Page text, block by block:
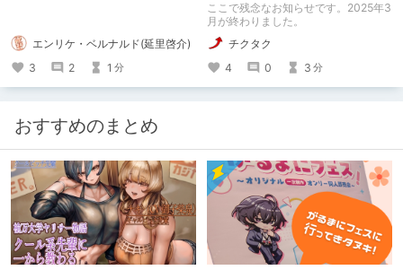
エンリケ・ベルナルド(延里啓介)
3
2 1 分
ここで残念なお知らせです。2025年3
月が終わりました。
チクタク
4
0 3 分
おすすめのまとめ